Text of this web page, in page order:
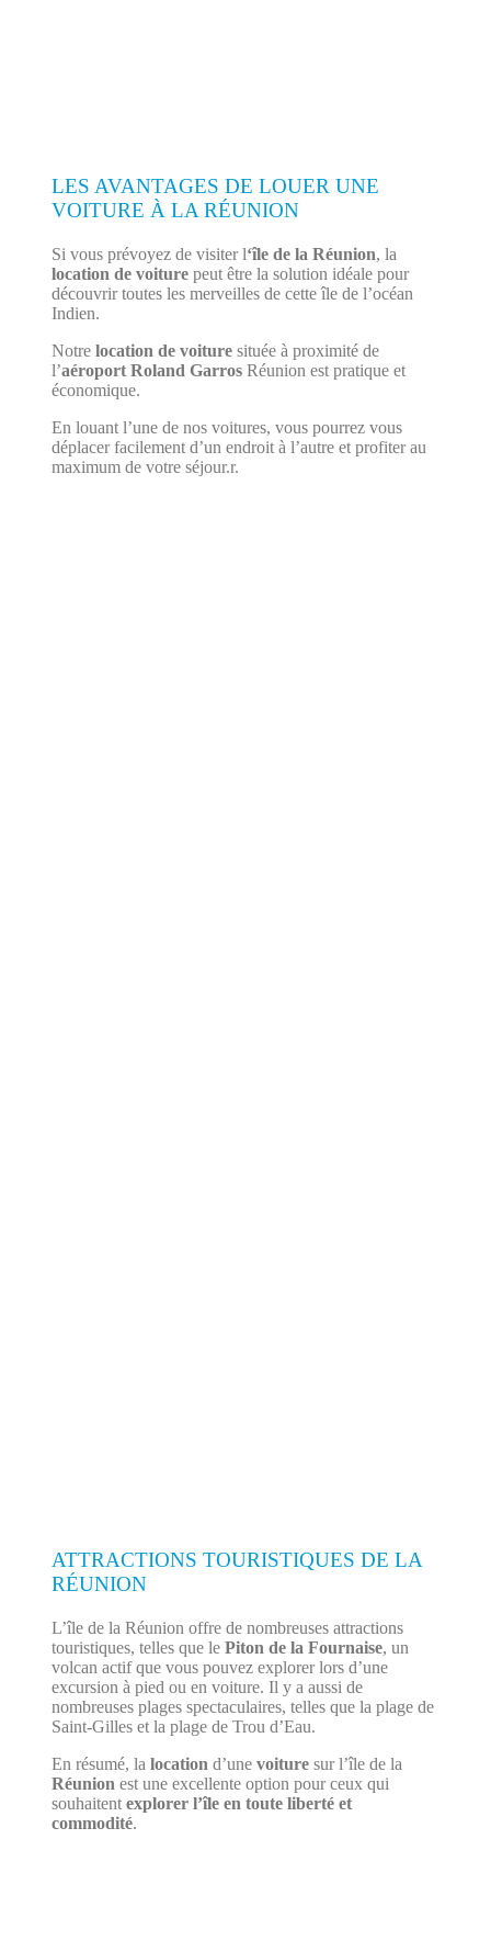
LES AVANTAGES DE LOUER UNE
VOITURE À LA RÉUNION
Si vous prévoyez de visiter l‘île de la Réunion, la
location de voiturepeut être la solution idéale pour
découvrir toutes les merveilles de cette île de l’océan
Indien.
Notre location de voituresituée à proximité de
l’aéroport Roland GarrosRéunion est pratique et
économique.
En louant l’une de nos voitures, vous pourrez vous
déplacer facilement d’un endroit à l’autre et profiter au
maximum de votre séjour.r.
ATTRACTIONS TOURISTIQUES DE LA
RÉUNION
L’île de la Réunion offre de nombreuses attractions
touristiques, telles que le Piton de la Fournaise, un
volcan actif que vous pouvez explorer lors d’une
excursion à pied ou en voiture. Il y a aussi de
nombreuses plages spectaculaires, telles que la plage de
Saint-Gilles et la plage de Trou d’Eau.
En résumé, la location d’unevoituresur l’île de la
Réunion est une excellente option pour ceux qui
souhaitent explorer l’île en toute liberté et
commodité.